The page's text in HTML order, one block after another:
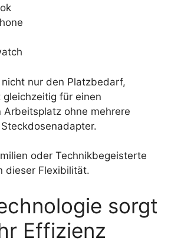
nur den Platzbedarf,
für einen
Arbeitsplatz ohne mehrere
oder Technikbegeisterte
dieser Flexibilität.
sorgt
Effizienz